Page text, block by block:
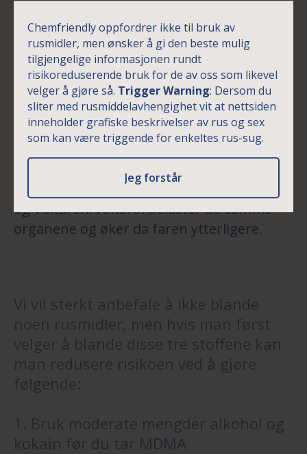
Chemfriendly oppfordrer ikke til bruk av
rusmidler, men ønsker å gi den beste mulig
tilgjengelige informasjonen rundt
risikoreduserende bruk for de av oss som likevel
velger å gjøre så. Trigger Warning: Dersom du
sliter med rusmiddelavhengighet vit at nettsiden
inneholder grafiske beskrivelser av rus og sex
som kan være triggende for enkeltes rus-sug.
Jeg forstår
kroppen når man starter med MDMA, jo
større er risikoen for disse negative
effektene.
Samtidig bruk av alkohol, kokain og MDMA
legger stort press på organer som lever og
nyrer, som ikke klarer å bryte ned stoffene
fort nok og kan i verste fall føre til
organsvikt. Legemidler som Paracet Ibux
og Voltaren/Voltarol belaster de samme
organene og øker da faren ytterligere.
Vi vil sterkt anbefale å ikke blande
noen rusmidler, men hvis man først
velger å blande disse tre stoffene kan
man redusere risikoen ved å gjøre
følgende:
1. Bruk moderate mengder alkohol og
kokain før du tar MDMA